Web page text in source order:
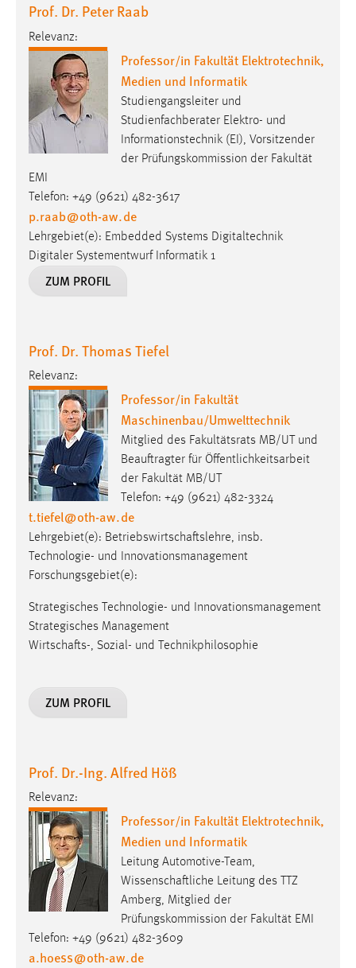
Prof. Dr. Peter Raab
Relevanz:
Professor/in Fakultät Elektrotechnik,
Medien und Informatik
Studiengangsleiter und
Studienfachberater Elektro- und
Informationstechnik (EI), Vorsitzender
der Prüfungskommission der Fakultät
EMI
Telefon: +49 (9621) 482-3617
p.raab@oth-aw.de
Lehrgebiet(e): Embedded Systems Digitaltechnik
Digitaler Systementwurf Informatik 1
ZUM PROFIL
Prof. Dr. Thomas Tiefel
Relevanz:
Professor/in Fakultät
Maschinenbau/Umwelttechnik
Mitglied des Fakultätsrats MB/UT und
Beauftragter für Öffentlichkeitsarbeit
der Fakultät MB/UT
Telefon: +49 (9621) 482-3324
t.tiefel@oth-aw.de
Lehrgebiet(e): Betriebswirtschaftslehre, insb.
Technologie- und Innovationsmanagement
Forschungsgebiet(e):
Strategisches Technologie- und Innovationsmanagement
Strategisches Management
Wirtschafts-, Sozial- und Technikphilosophie
ZUM PROFIL
Prof. Dr.-Ing. Alfred Höß
Relevanz:
Professor/in Fakultät Elektrotechnik,
Medien und Informatik
Leitung Automotive-Team,
Wissenschaftliche Leitung des TTZ
Amberg, Mitglied der
Prüfungskommission der Fakultät EMI
Telefon: +49 (9621) 482-3609
a.hoess@oth-aw.de